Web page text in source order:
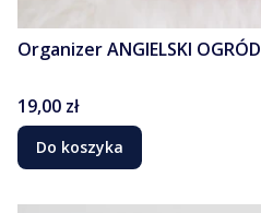
Organizer ANGIELSKI OGRÓD
Cena
19,00 zł
Do koszyka